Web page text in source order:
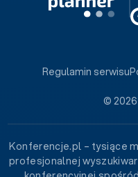
©
Regulamin serwisu
Konferencje.pl – tysiące
profesjonalnej